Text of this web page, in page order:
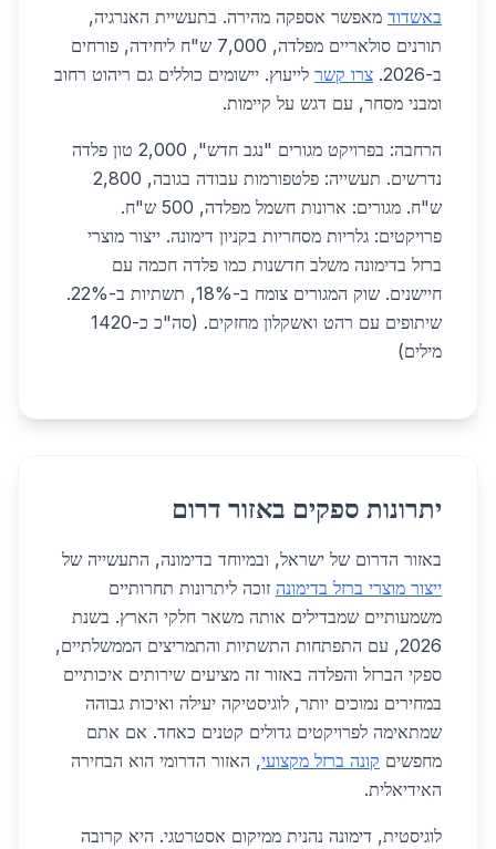
באשדוד מאפשר אספקה מהירה. בתעשיית האנרגיה,
תורנים סולאריים מפלדה, 7,000 ש"ח ליחידה, פורחים
ב-2026.
צרו קשר לייעוץ. יישומים כוללים גם ריהוט רחוב
ומבני מסחר, עם דגש על קיימות.
הרחבה: בפרויקט מגורים "נגב חדש", 2,000 טון פלדה
נדרשים. תעשייה: פלטפורמות עבודה בגובה, 2,800
ש"ח. מגורים: ארונות חשמל מפלדה, 500 ש"ח.
פרויקטים: גלריות מסחריות בקניון דימונה. ייצור מוצרי
ברזל בדימונה משלב חדשנות כמו פלדה חכמה עם
חיישנים. שוק המגורים צומח ב-18%, תשתיות ב-22%.
שיתופים עם רהט ואשקלון מחזקים. (סה"כ כ-1420
מילים)
יתרונות ספקים באזור דרום
באזור הדרום של ישראל, ובמיוחד בדימונה, התעשייה של
ייצור מוצרי ברזל בדימונה זוכה ליתרונות תחרותיים
משמעותיים שמבדילים אותה משאר חלקי הארץ. בשנת
2026, עם התפתחות התשתיות והתמריצים הממשלתיים,
ספקי הברזל והפלדה באזור זה מציעים שירותים איכותיים
במחירים נמוכים יותר, לוגיסטיקה יעילה ואיכות גבוהה
שמתאימה לפרויקטים גדולים קטנים כאחד. אם אתם
מחפשים קונה ברזל מקצועי, האזור הדרומי הוא הבחירה
האידיאלית.
לוגיסטית, דימונה נהנית ממיקום אסטרטגי. היא קרובה